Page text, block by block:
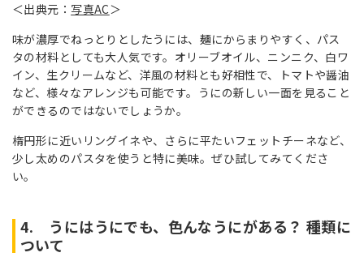
＜出典元： 写真AC＞
味が濃厚でねっとりとしたうには、麺にからまりやすく、パス
タの材料としても大人気です。オリーブオイル、ニンニク、白ワ
イン、生クリームなど、洋風の材料とも好相性で、トマトや醤油
など、様々なアレンジも可能です。うにの新しい一面を見ること
ができるのではないでしょうか。
楕円形に近いリングイネや、さらに平たいフェットチーネなど、
少し太めのパスタを使うと特に美味。ぜひ試してみてくださ
い。
4. うにはうにでも、色んなうにがある？ 種類に
ついて